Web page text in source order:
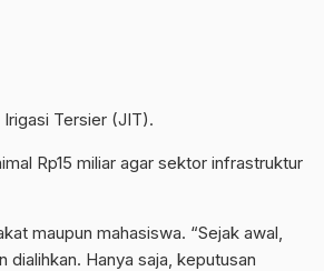
Irigasi Tersier (JIT).
Rp15 miliar agar sektor infrastruktur
maupun mahasiswa. “Sejak awal,
dialihkan. Hanya saja, keputusan